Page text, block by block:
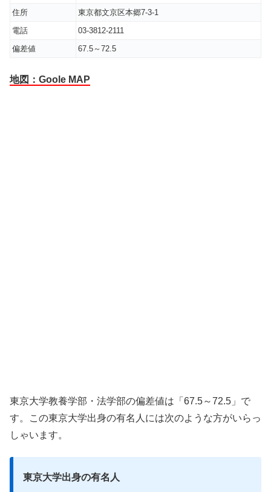
住所
東京都文京区本郷7-3-1
電話
03-3812-2111
偏差値
67.5～72.5
地図：Goole MAP
東京大学教養学部・法学部の偏差値は「67.5～72.5」で
す。この東京大学出身の有名人には次のような方がいらっ
しゃいます。
東京大学出身の有名人